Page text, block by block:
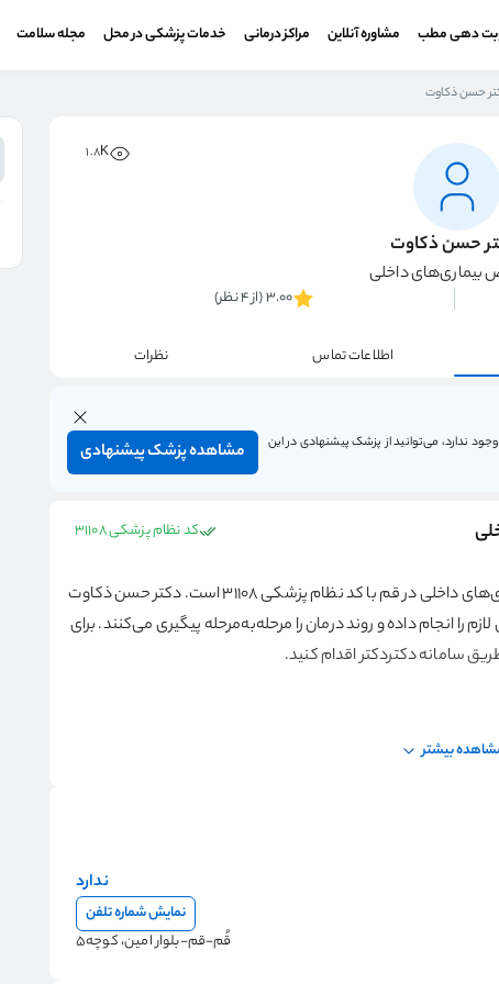
دهی مطب مشاوره آنلاین مراکز درمانی خدمات پزشکی در محل مجله سلامت
حسن ذکاوت
1.8K
حسن ذکاوت
داخلی
3.00 (از 4 نظر)
اطلاعات تماس نظرات
وجود ندارد، می‌توانید از پزشک پیشنهادی در این
مشاهده پزشک پیشنهادی
کد نظام پزشکی 31108
دکتر حسن ذکاوت، متخصص بیماری‌های داخلی، بیماری‌های داخلی در قم با کد نظام پزشکی 31108 است. دکتر حسن ذکاوت
را انجام داده و روند درمان را مرحله‌به‌مرحله پیگیری می‌کنند. برای
سامانه دکتردکتر اقدام کنید.
بیشتر
ندارد
نمایش شماره تلفن
قُم-قم-بلوار امین، کوچه5